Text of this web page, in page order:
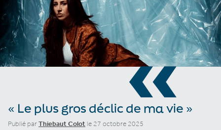
«
« Le plus gros déclic de ma vie »
Publié parThiebaut Colot le 27 octobre 2025